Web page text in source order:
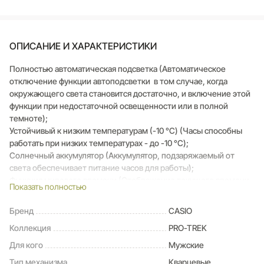
ОПИСАНИЕ И ХАРАКТЕРИСТИКИ
Полностью автоматическая подсветка (Автоматическое
отключение функции автоподсветки в том случае, когда
окружающего света становится достаточно, и включение этой
функции при недостаточной освещенности или в полной
темноте);
Устойчивый к низким температурам (-10 °C) (Часы способны
работать при низких температурах - до -10 °C);
Солнечный аккумулятор (Аккумулятор, подзаряжаемый от
света обеспечивает питание часов для работы);
в основных городах и конкретных областях по всему миру);
давление воздуха (диапазон измерений составляет 260/1100
гПа, 1 гПа = 0,75 мм рт. ст. или 1 мм рт. ст. = 1,333 гПа) и
отображает измеренное значение на экране в виде символа.
Показать полностью
Бренд
CASIO
Коллекция
PRO-TREK
Для кого
Мужские